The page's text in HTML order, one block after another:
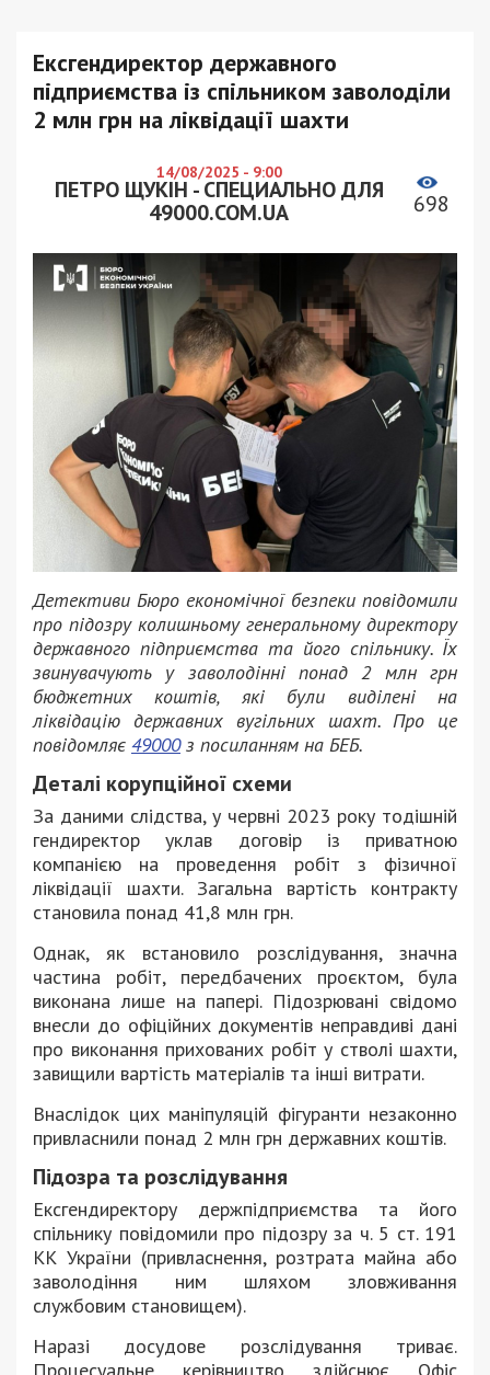
Ексгендиректор державного
підприємства із спільником заволоділи
2 млн грн на ліквідації шахти
14/08/2025 - 9:00
ПЕТРО ЩУКІН - СПЕЦИАЛЬНО ДЛЯ
49000.COM.UA
698
Детективи Бюро економічної безпеки повідомили
про підозру колишньому генеральному директору
державного підприємства та його спільнику. Їх
звинувачують у заволодінні понад 2 млн грн
бюджетних коштів, які були виділені на
ліквідацію державних вугільних шахт. Про це
повідомляє 49000з посиланням на БЕБ.
Деталі корупційної схеми
За даними слідства, у червні 2023 року тодішній
гендиректор уклав договір із приватною
компанією на проведення робіт з фізичної
ліквідації шахти. Загальна вартість контракту
становила понад 41,8 млн грн.
Однак, як встановило розслідування, значна
частина робіт, передбачених проєктом, була
виконана лише на папері. Підозрювані свідомо
внесли до офіційних документів неправдиві дані
про виконання прихованих робіт у стволі шахти,
завищили вартість матеріалів та інші витрати.
Внаслідок цих маніпуляцій фігуранти незаконно
привласнили понад 2 млн грн державних коштів.
Підозра та розслідування
Ексгендиректору держпідприємства та його
спільнику повідомили про підозру за ч. 5 ст. 191
КК України (привласнення, розтрата майна або
заволодіння ним шляхом зловживання
службовим становищем).
Наразі досудове розслідування триває.